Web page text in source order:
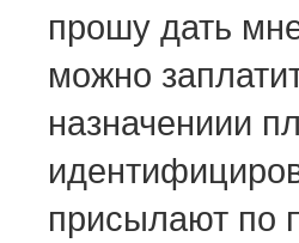
прошу дать
можно
назначениии
присылают по